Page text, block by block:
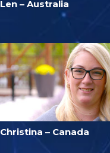
Len – Australia
Christina – Canada